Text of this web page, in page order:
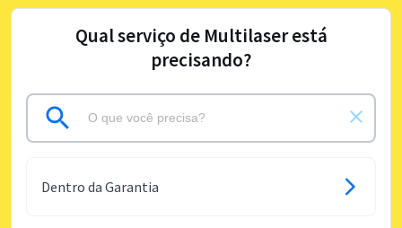
Qual serviço de Multilaser está
precisando?
Dentro da Garantia